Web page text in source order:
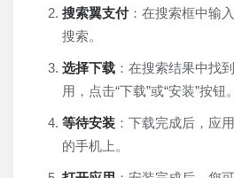
搜索翼支付：在搜索框中输
搜索。
选择下载 ：在搜索结果中找
用，点击“下载”或“安装”按钮。
等待安装 ：下载完成后，应
的手机上。